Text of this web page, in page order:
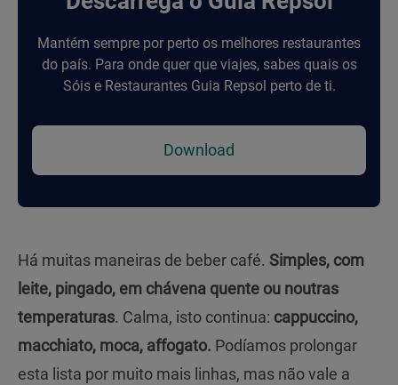
Mantém sempre por perto os melhores restaurantes
do país. Para onde quer que viajes, sabes quais os
Sóis e Restaurantes Guia Repsol perto de ti.
Download
Há muitas maneiras de beber café. Simples, com
leite, pingado, em chávena quente ou noutras
temperaturas. Calma, isto continua: cappuccino,
macchiato, moca, affogato. Podíamos prolongar
esta lista por muito mais linhas, mas não vale a